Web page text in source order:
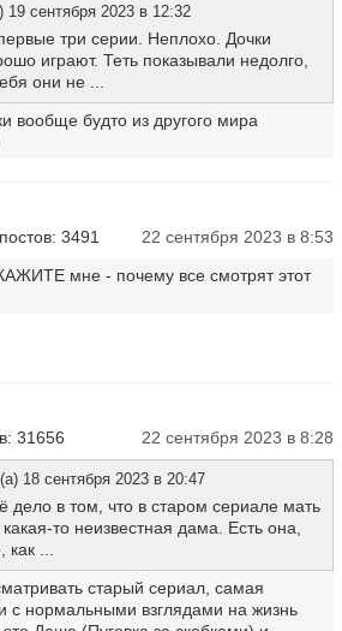
19 сентября 2023 в 12:32
три серии. Неплохо. Дочки
играют. Теть показывали недолго,
они не ...
вообще будто из другого мира
3491 22 сентября 2023 в 8:53
мне - почему все смотрят этот
31656 22 сентября 2023 в 8:28
18 сентября 2023 в 20:47
дело в том, что в старом сериале мать
то неизвестная дама. Есть она,
...
старый сериал, самая
с нормальными взглядами на жизнь